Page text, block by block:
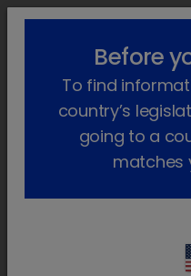
Farmacêutico
Cães e
Cat Malt
Voltar atrás
CatMalt
Before
To find
country’s
going to a
matches